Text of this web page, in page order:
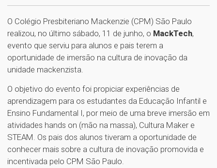
O Colégio Presbiteriano Mackenzie (CPM) São Paulo
realizou, no último sábado, 11 de junho, o MackTech,
evento que serviu para alunos e pais terem a
oportunidade de imersão na cultura de inovação da
unidade mackenzista.
O objetivo do evento foi propiciar experiências de
aprendizagem para os estudantes da Educação Infantil e
Ensino Fundamental I, por meio de uma breve imersão em
atividades hands on (mão na massa), Cultura Maker e
STEAM. Os pais dos alunos tiveram a oportunidade de
conhecer mais sobre a cultura de inovação promovida e
incentivada pelo CPM São Paulo.